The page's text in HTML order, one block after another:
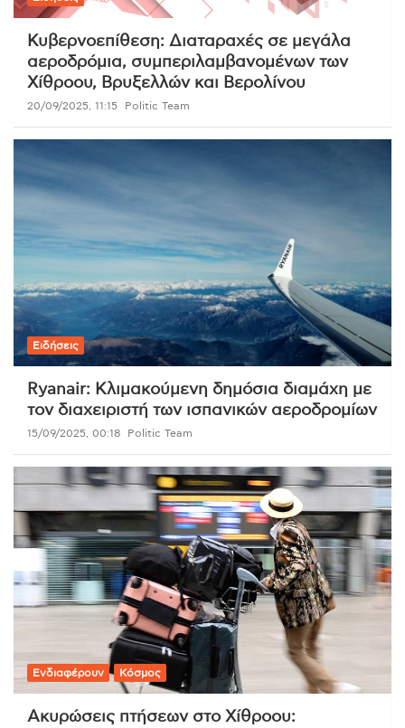
Κυβερνοεπίθεση: Διαταραχές σε μεγάλα
αεροδρόμια, συμπεριλαμβανομένων των
Χίθροου, Βρυξελλών και Βερολίνου
20/09/2025, 11:15 Politic Team
Ειδήσεις
Ryanair: Κλιμακούμενη δημόσια διαμάχη με
τον διαχειριστή των ισπανικών αεροδρομίων
15/09/2025, 00:18 Politic Team
Ενδιαφέρουν Κόσμος
Ακυρώσεις πτήσεων στο Χίθροου: